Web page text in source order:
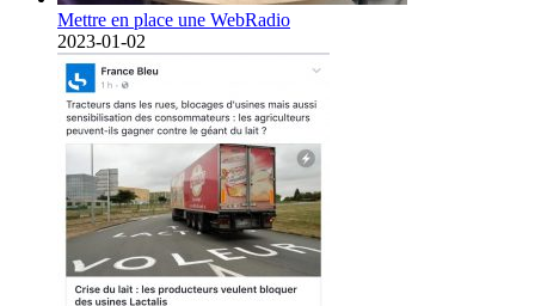
Mettre en place une WebRadio
2023-01-02